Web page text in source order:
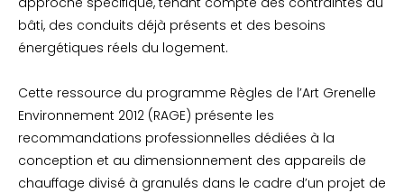
bâti, des conduits déjà présents et des besoins
énergétiques réels du logement.
Cette ressource du programme Règles de l’Art Grenelle
Environnement 2012 (RAGE) présente les
recommandations professionnelles dédiées à la
conception et au dimensionnement des appareils de
chauffage divisé à granulés dans le cadre d’un projet de